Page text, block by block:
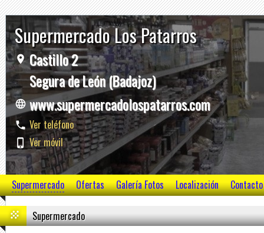
Supermercado Los Patarros
Castillo 2
Segura de León (Badajoz)
www.supermercadolospatarros.com
Ver teléfono
Ver móvil
Supermercado Ofertas Galería Fotos Localización
Supermercado